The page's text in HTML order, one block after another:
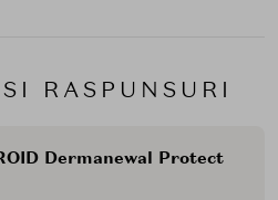
RASPUNSURI
Dermanewal Protect